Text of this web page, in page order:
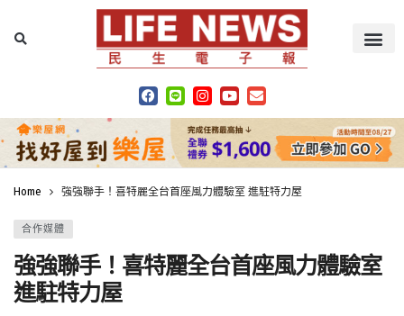
Home 強強聯手！喜特麗全台首座風力體驗室 進駐特力屋
合作媒體
強強聯手！喜特麗全台首座風力體驗室
進駐特力屋